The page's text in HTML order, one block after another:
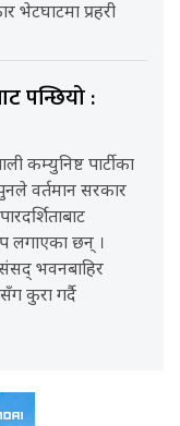
भेटघाटमा प्रहरी
पन्छियो :
कम्युनिष्ट पार्टीका
वर्तमान सरकार
लगाएका छन् ।
भवनबाहिर
कुरा गर्दै